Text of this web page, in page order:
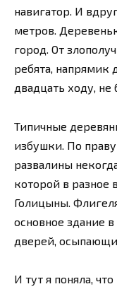
навигатор. И
метров.
город. От
ребята, напрямик
двадцать ходу, не
Типичные
избушки. По
развалины
которой в разное
Голицыны.
основное здание
дверей,
И тут я поняла,